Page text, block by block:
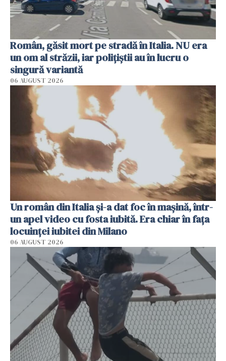
Român, găsit mort pe stradă în Italia. NU era
un om al străzii, iar polițiștii au în lucru o
singură variantă
06 AUGUST 2026
Un român din Italia și-a dat foc în mașină, într-
un apel video cu fosta iubită. Era chiar în fața
locuinței iubitei din Milano
06 AUGUST 2026